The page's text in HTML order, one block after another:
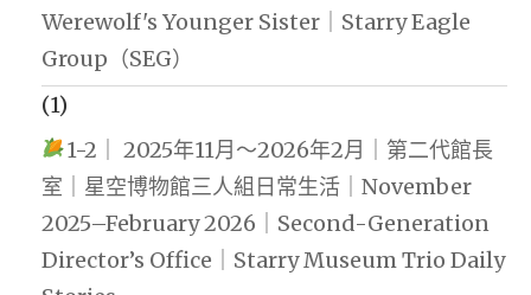
Werewolf's Younger Sister｜Starry Eagle
Group（SEG）
(1)
1-2｜ 2025年11月～2026年2月｜第二代館長
室｜星空博物館三人組日常生活｜November
2025–February 2026｜Second-Generation
Director’s Office｜Starry Museum Trio Daily